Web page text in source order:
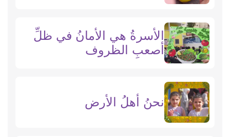
الأسرةُ هي الأمانُ في ظلِّ
أصعبِ الظروف
نحنُ أهلُ الأرض